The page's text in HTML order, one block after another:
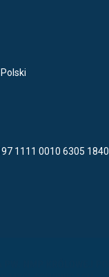
1111 0010 6305 1840